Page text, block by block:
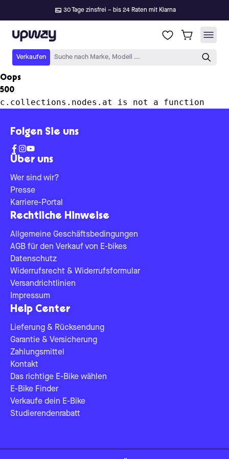
30 Tage zinsfrei – bis 24 Raten mit Klarna
Upway
Verkaufen Suche nach Marke, Modell ...
Oops
500
c.collections.nodes.at is not a function
Über uns
Wer sind wir?
Presse
Karriere-Portal
Rechtliche Hinweise
Allgemeine Geschäftsbedingungen
AGB für den Verkauf von E-bikes
Datenschutz
Widerrufsrecht & Widerrufsformular
Versandrichtlinien
Impressum
Help Center
Lieferung & Rücksendung
Garantie & Versicherung
Zahlungsmittel
Kontakt
Das richtige E-Bike wählen
E-Bike Finder
Verkaufe dein E-Bike
Studierendenrabatt
Folgen Sie uns